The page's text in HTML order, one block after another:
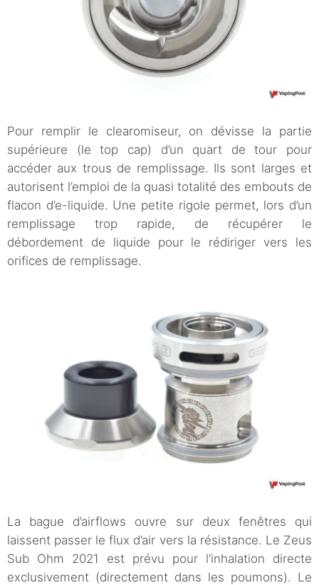
Pour remplir le clearomiseur, on dévisse la partie
supérieure (le top cap) d’un quart de tour pour
accéder aux trous de remplissage. Ils sont larges et
autorisent l’emploi de la quasi totalité des embouts de
flacon d’e-liquide. Une petite rigole permet, lors d’un
remplissage trop rapide, de récupérer le
débordement de liquide pour le rédiriger vers les
orifices de remplissage.
La bague d’airflows ouvre sur deux fenêtres qui
laissent passer le flux d’air vers la résistance. Le Zeus
Sub Ohm 2021 est prévu pour l’inhalation directe
exclusivement (directement dans les poumons). Le